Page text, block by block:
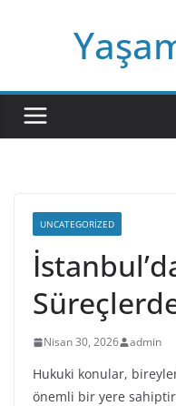
UNCATEGORIZED
Nisan 30, 2026 admin
Hukuki konular,
önemli bir yere